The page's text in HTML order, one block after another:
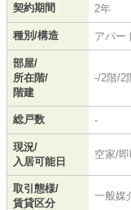
契約期間 2年
種別/構造 アパー
部屋/
所在階/
階建
-/2階/2
総戸数 -
現況/
入居可能日
空家/
取引態様/
賃貸区分
一般媒